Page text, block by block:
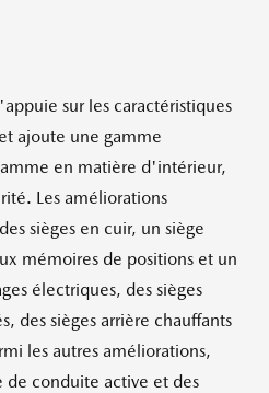
sur les caractéristiques
ajoute une gamme
en matière d'intérieur,
Les améliorations
sièges en cuir, un siège
mémoires de positions et un
électriques, des sièges
des sièges arrière chauffants
les autres améliorations,
de conduite active et des